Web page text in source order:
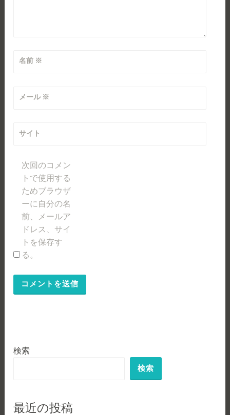
名前 ※
メール ※
サイト
次回のコメン
トで使用する
ためブラウザ
ーに自分の名
前、メールア
ドレス、サイ
トを保存す
る。
検索
検索
最近の投稿